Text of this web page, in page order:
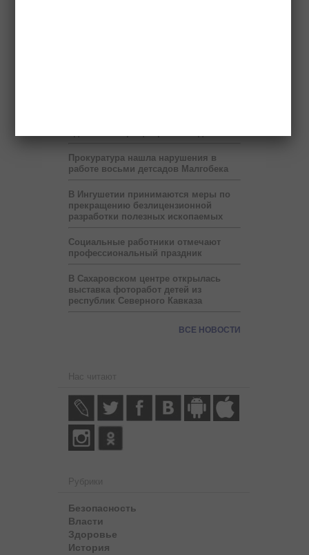
Прокуратура нашла нарушения в
работе восьми детсадов Малгобека
В Ингушетии принимаются меры по
прекращению безлицензионной
разработки полезных ископаемых
Социальные работники отмечают
профессиональный праздник
В Сахаровском центре открылась
выставка фоторабот детей из
республик Северного Кавказа
ВСЕ НОВОСТИ
Нас читают
Рубрики
Безопасность
Власти
Здоровье
История